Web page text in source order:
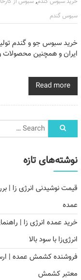
سبوس گندم
خرید سبوس جو و گندم
ایران و همچنین محصولات
Read more
نوشته‌های تازه
قیمت نوشیدنی انرژی زا |
عمده
خرید عمده انرژی زا |
انرژی‌زا با سود بالا
فروشنده کشمش عمده |
معتبر کشمش